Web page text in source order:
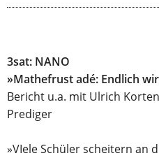
3sat: NANO
»Mathefrust adé: Endlich
Bericht u.a. mit Ulrich
Prediger
»VIele Schüler scheitern an